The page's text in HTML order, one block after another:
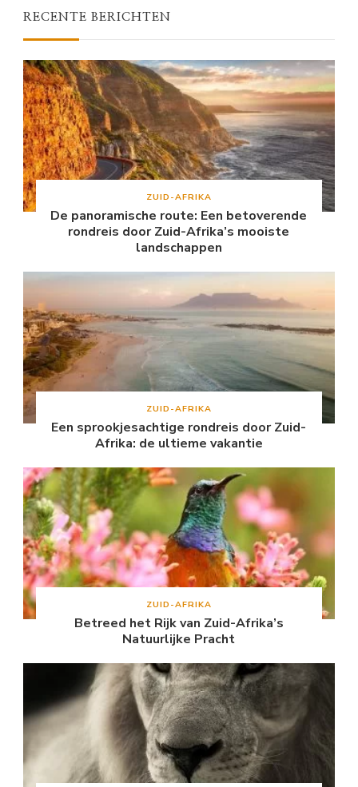
RECENTE BERICHTEN
ZUID-AFRIKA
De panoramische route: Een betoverende
rondreis door Zuid-Afrika’s mooiste
landschappen
ZUID-AFRIKA
Een sprookjesachtige rondreis door Zuid-
Afrika: de ultieme vakantie
ZUID-AFRIKA
Betreed het Rijk van Zuid-Afrika’s
Natuurlijke Pracht